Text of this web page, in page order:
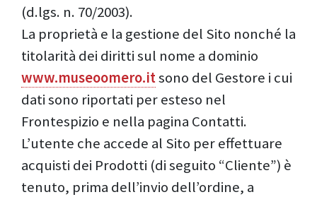
(d.lgs. n. 70/2003).
La proprietà e la gestione del Sito nonché la
titolarità dei diritti sul nome a dominio
www.museoomero.itsono del Gestore i cui
dati sono riportati per esteso nel
Frontespizio e nella pagina Contatti.
L’utente che accede al Sito per effettuare
acquisti dei Prodotti (di seguito “Cliente”) è
tenuto, prima dell’invio dell’ordine, a